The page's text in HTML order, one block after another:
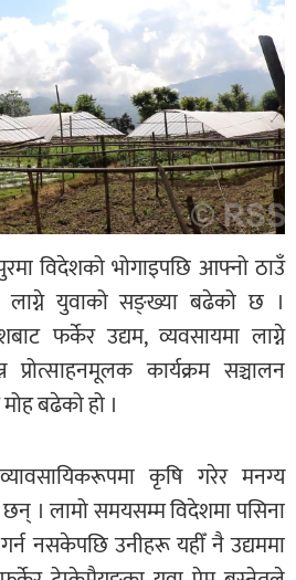
विदेशको भोगाइपछि आफ्नो ठाउँ
लाग्ने युवाको सङ्ख्या बढेको छ ।
फर्केर उद्यम, व्यवसायमा लाग्ने
प्रोत्साहनमूलक कार्यक्रम सञ्चालन
बढेको हो ।
कृषि गरेर मनग्य
। लामो समयसम्म विदेशमा पसिना
गर्न नसकेपछि उनीहरू यहीँ नै उद्यममा